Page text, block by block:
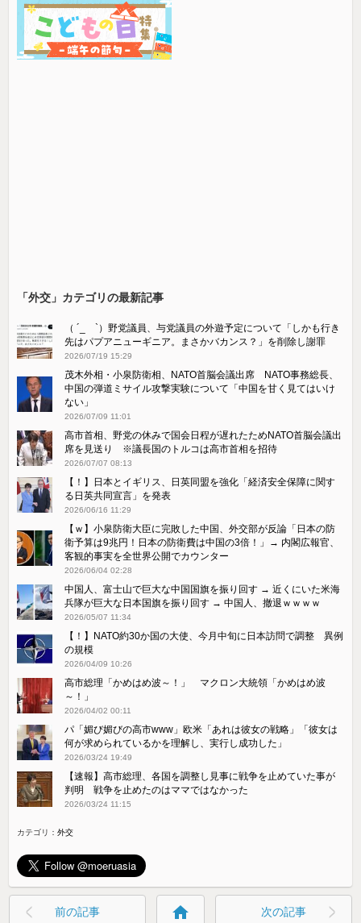
「外交」カテゴリの最新記事
（ ´_ゝ`）野党議員、与党議員の外遊予定について「しかも行き
先はパプアニューギニア。まさかバカンス？」を削除し謝罪
2026/07/19 15:29
茂木外相・小泉防衛相、NATO首脳会議出席 NATO事務総長、
中国の弾道ミサイル攻撃実験について「中国を甘く見てはいけ
ない」
2026/07/09 11:01
高市首相、野党の休みで国会日程が遅れたためNATO首脳会議出
席を見送り ※議長国のトルコは高市首相を招待
2026/07/07 08:13
【！】日本とイギリス、日英同盟を強化「経済安全保障に関す
る日英共同宣言」を発表
2026/06/16 11:29
【ｗ】小泉防衛大臣に完敗した中国、外交部が反論「日本の防
衛予算は9兆円！日本の防衛費は中国の3倍！」→ 内閣広報官、
客観的事実を全世界公開でカウンター
2026/06/04 02:28
中国人、富士山で巨大な中国国旗を振り回す → 近くにいた米海
兵隊が巨大な日本国旗を振り回す → 中国人、撤退ｗｗｗｗ
2026/05/07 11:34
【！】NATO約30か国の大使、今月中旬に日本訪問で調整 異例
の規模
2026/04/09 10:26
高市総理「かめはめ波～！」 マクロン大統領「かめはめ波
～！」
2026/04/02 00:11
パ「媚び媚びの高市www」欧米「あれは彼女の戦略」「彼女は
何が求められているかを理解し、実行し成功した」
2026/03/24 19:49
【速報】高市総理、各国を調整し見事に戦争を止めていた事が
判明 戦争を止めたのはママではなかった
2026/03/24 11:15
カテゴリ：外交
前の記事 home 次の記事